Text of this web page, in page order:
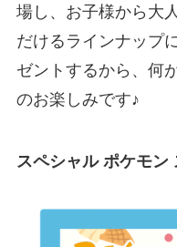
場し、お子様から大
だけるラインナップ
ゼントするから、何
のお楽しみです♪
スペシャル ポケモン